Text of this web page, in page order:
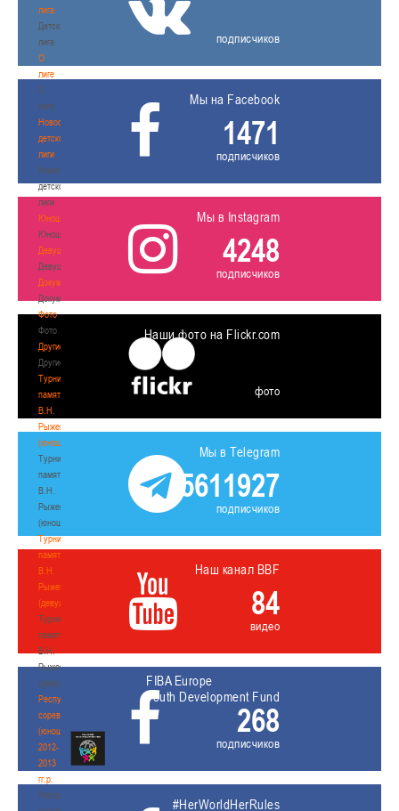
лига
Детская
лига
О
лиге
О
лиге
Новости
детской
лиги
Новости
детской
лиги
Юноши
Юноши
Девушки
Девушки
Документы
Документы
Фото
Фото
Другие
Другие
Турнир
памяти
В.Н.
Рыженкова
(юноши)
Турнир
памяти
В.Н.
Рыженкова
(юноши)
Турнир
памяти
В.Н.
Рыженкова
(девушки)
Турнир
памяти
В.Н.
Рыженкова
(девушки)
Республиканские
соревнования
(юноши)
2012-
2013
гг.р.
Республиканские
подписчиков
Мы на Facebook
1471
подписчиков
Мы в Instagram
4248
подписчиков
Наши фото на Flickr.com
фото
Мы в Telegram
5611927
подписчиков
Наш канал BBF
84
видео
FIBA Europe
Youth Development Fund
268
подписчиков
#HerWorldHerRules